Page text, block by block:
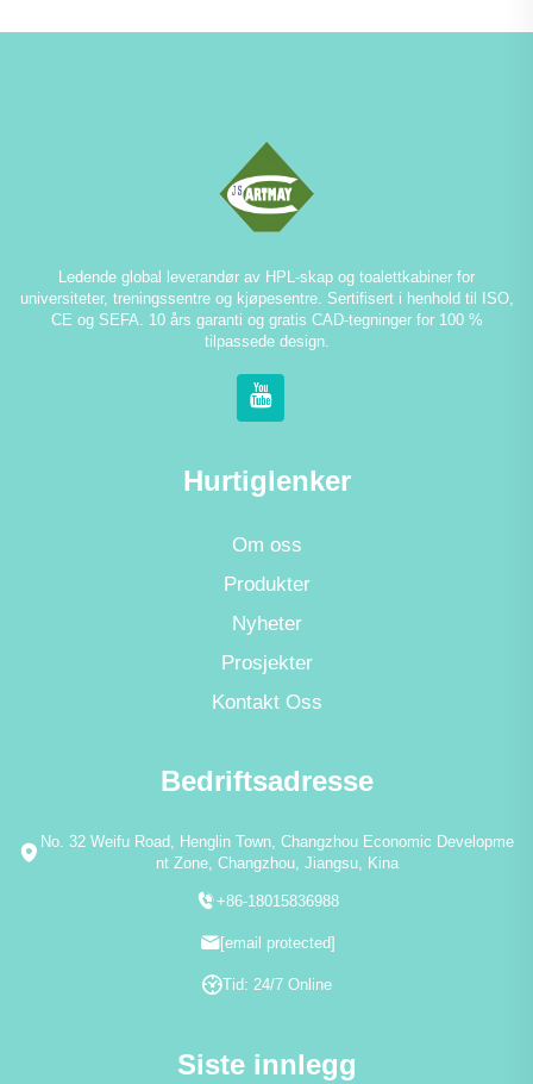
Ledende global leverandør av HPL-skap og toalettkabiner for
universiteter, treningssentre og kjøpesentre. Sertifisert i henhold til ISO,
CE og SEFA. 10 års garanti og gratis CAD-tegninger for 100 %
tilpassede design.
Hurtiglenker
Om oss
Produkter
Nyheter
Prosjekter
Kontakt Oss
Bedriftsadresse
No. 32 Weifu Road, Henglin Town, Changzhou Economic Developme
nt Zone, Changzhou, Jiangsu, Kina
+86-18015836988
[email protected]
Tid: 24/7 Online
Siste innlegg